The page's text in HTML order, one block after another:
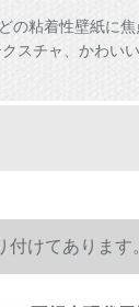
の粘着性壁紙に
スチャ、かわい
けてあります